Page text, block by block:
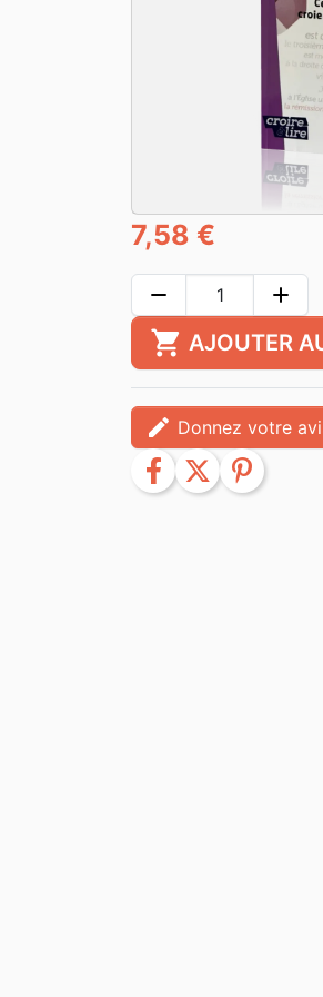
7,58 €
remove add
shopping_cart AJOUTER
edit Donnez votre
facebook twitter pinterest